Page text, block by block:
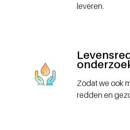
leveren.
Zodat we ook
redden en